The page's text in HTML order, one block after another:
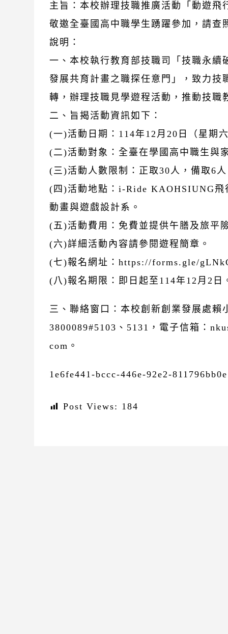
主旨：本校辦理技職推廣活動「動遊飛
敬邀全臺國高中職學生踴躍參加，請查
說明：
一、本校執行教育部技職司「技職永
發展共育計畫之職探任意門」，致力技
轉，辦理技職見學遊程活動，推動技職
二、旨揭活動資訊如下：
(一)活動日期：114年12月20日（星期
(二)活動對象：全臺在學國高中職生與
(三)活動人數限制：正取30人，備取6
(四)活動地點：i-Ride KAOHSIUNG飛
動畫與遊戲設計系。
(五)活動費用：免費並提供午膳及旅平
(六)詳細活動內容請參閱遊程簡章。
(七)報名網址：https://forms.gle/
(八)報名期限：即日起至114年12月2日
三、聯絡窗口：本校創新創業發展處賴
3800089#5103、5131，電子信箱：
com。
1e6fe441-bccc-446e-92e2-
Post Views: 184